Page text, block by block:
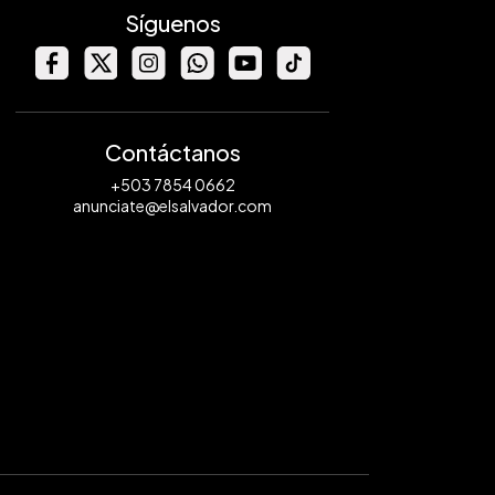
Síguenos
Contáctanos
+503 7854 0662
anunciate@elsalvador.com